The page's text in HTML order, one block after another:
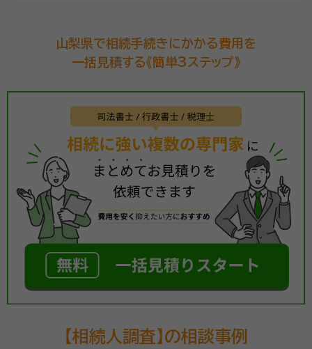
山梨県で相続手続きにかかる費用を
一括見積する《簡単3ステップ》
【相続人調査】の相談事例